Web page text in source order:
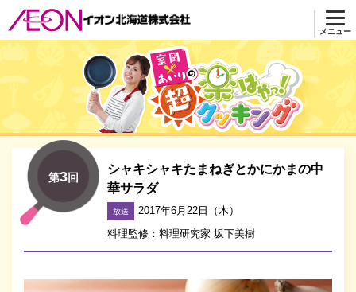
メニュー
第3回
シャキシャキたまねぎとかにかまの中
華サラダ
放送
2017年6月22日（木）
料理監修：料理研究家 坂下美樹